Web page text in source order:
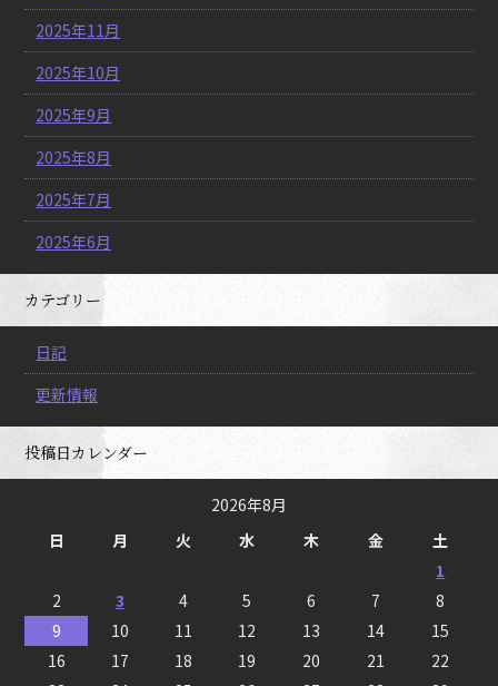
2025年11月
2025年10月
2025年9月
2025年8月
2025年7月
2025年6月
カテゴリー
日記
更新情報
投稿日カレンダー
2026年8月
日
月 火 水 木 金
土
1
2
3 4 5 6 7
8
9
10 11 12 13 14
15
16
17 18 19 20 21
22